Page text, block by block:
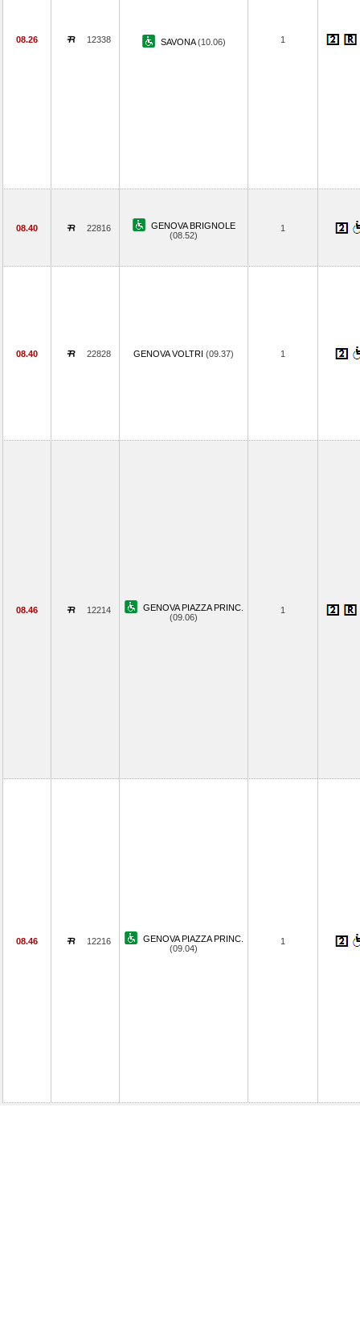
08.26 12338 SAVONA(10.06) 1
08.40 22816
GENOVA BRIGNOLE
(08.52)
1
08.40 22828 GENOVA VOLTRI (09.37) 1
08.46 12214
GENOVA PIAZZA PRINC.
(09.06)
1
08.46 12216
GENOVA PIAZZA PRINC.
(09.04)
1